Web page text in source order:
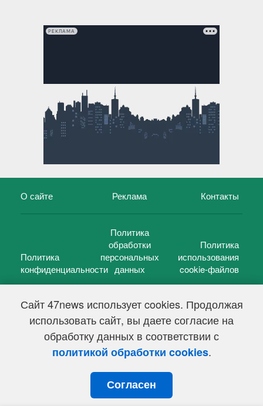
Сайт 47news использует cookies. Продолжая
использовать сайт, вы даете согласие на
обработку данных в соответствии с
политикой обработки cookies.
Согласен
РЕКЛАМА
О сайте Реклама Контакты
Политика
конфиденциальности
Политика
обработки
персональных
данных
Политика
использования
cookie-файлов
47 новостей (47 news)2005 — 2026 г.
Свидетельство о регистрации СМИ Эл № ФС 77-39848, выдано
Федеральной службой по надзору в сфере связи,
информационных технологий и массовых коммуникаций